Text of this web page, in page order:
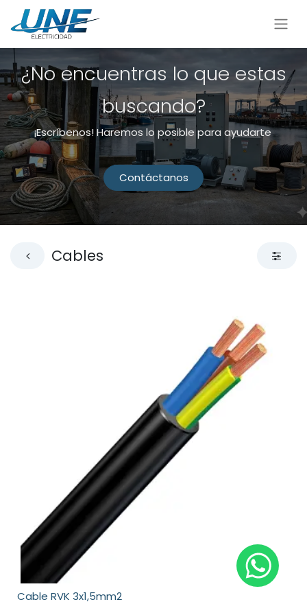
¿No encuentras lo que estas
buscando?
¡Escríbenos! Haremos lo posible para ayudarte
Contáctanos
Cables
Cable RVK 3x1,5mm2